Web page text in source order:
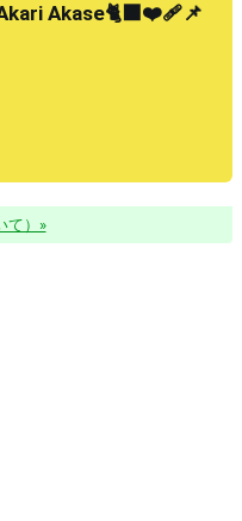
Akase🐈‍⬛❤️‍🩹📌
て）»